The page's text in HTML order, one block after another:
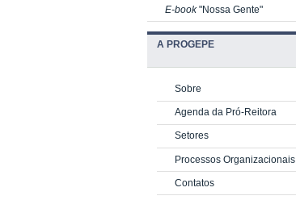
E-book"Nossa Gente"
A PROGEPE
Sobre
Agenda da Pró-Reitora
Setores
Processos Organizacionais
Contatos